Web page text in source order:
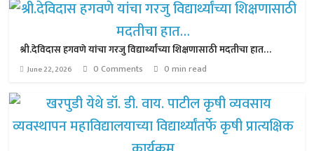
श्री.देविदास हगवणे यांचा गरजु विद्यार्थ्यांच्या शिक्षणासाठी मदतीचा हात…
June 22, 2026 0 Comments 0 min read